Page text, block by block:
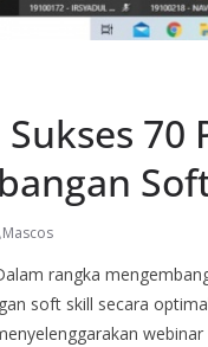
Mascos
rangka
soft skill secara